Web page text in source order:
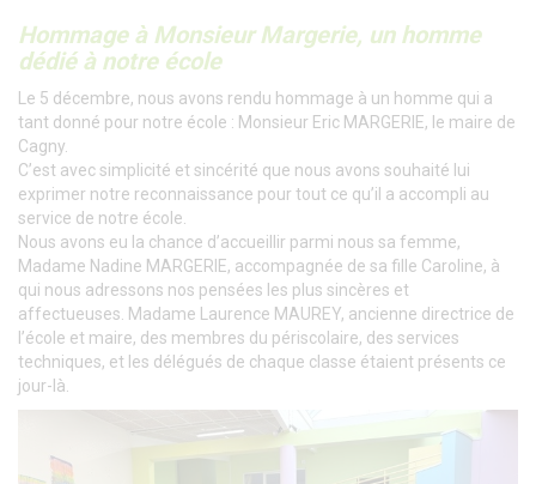
Hommage à Monsieur Margerie, un homme
dédié à notre école
Le 5 décembre, nous avons rendu hommage à un homme qui a
tant donné pour notre école : Monsieur Eric MARGERIE, le maire de
Cagny.
C’est avec simplicité et sincérité que nous avons souhaité lui
exprimer notre reconnaissance pour tout ce qu’il a accompli au
service de notre école.
Nous avons eu la chance d’accueillir parmi nous sa femme,
Madame Nadine MARGERIE, accompagnée de sa fille Caroline, à
qui nous adressons nos pensées les plus sincères et
affectueuses. Madame Laurence MAUREY, ancienne directrice de
l’école et maire, des membres du périscolaire, des services
techniques, et les délégués de chaque classe étaient présents ce
jour-là.